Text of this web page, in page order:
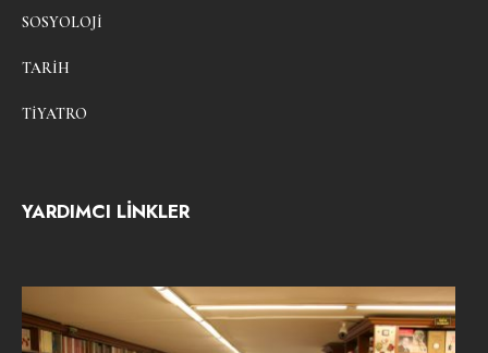
SOSYOLOJI
TARIH
TIYATRO
YARDIMCI LİNKLER